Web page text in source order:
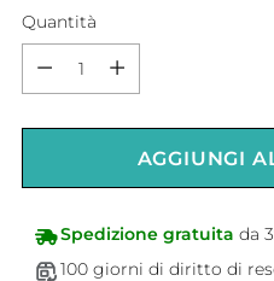
Quantità
AGGIUNGI
Spedizione gratuita da
100 giorni di diritto di